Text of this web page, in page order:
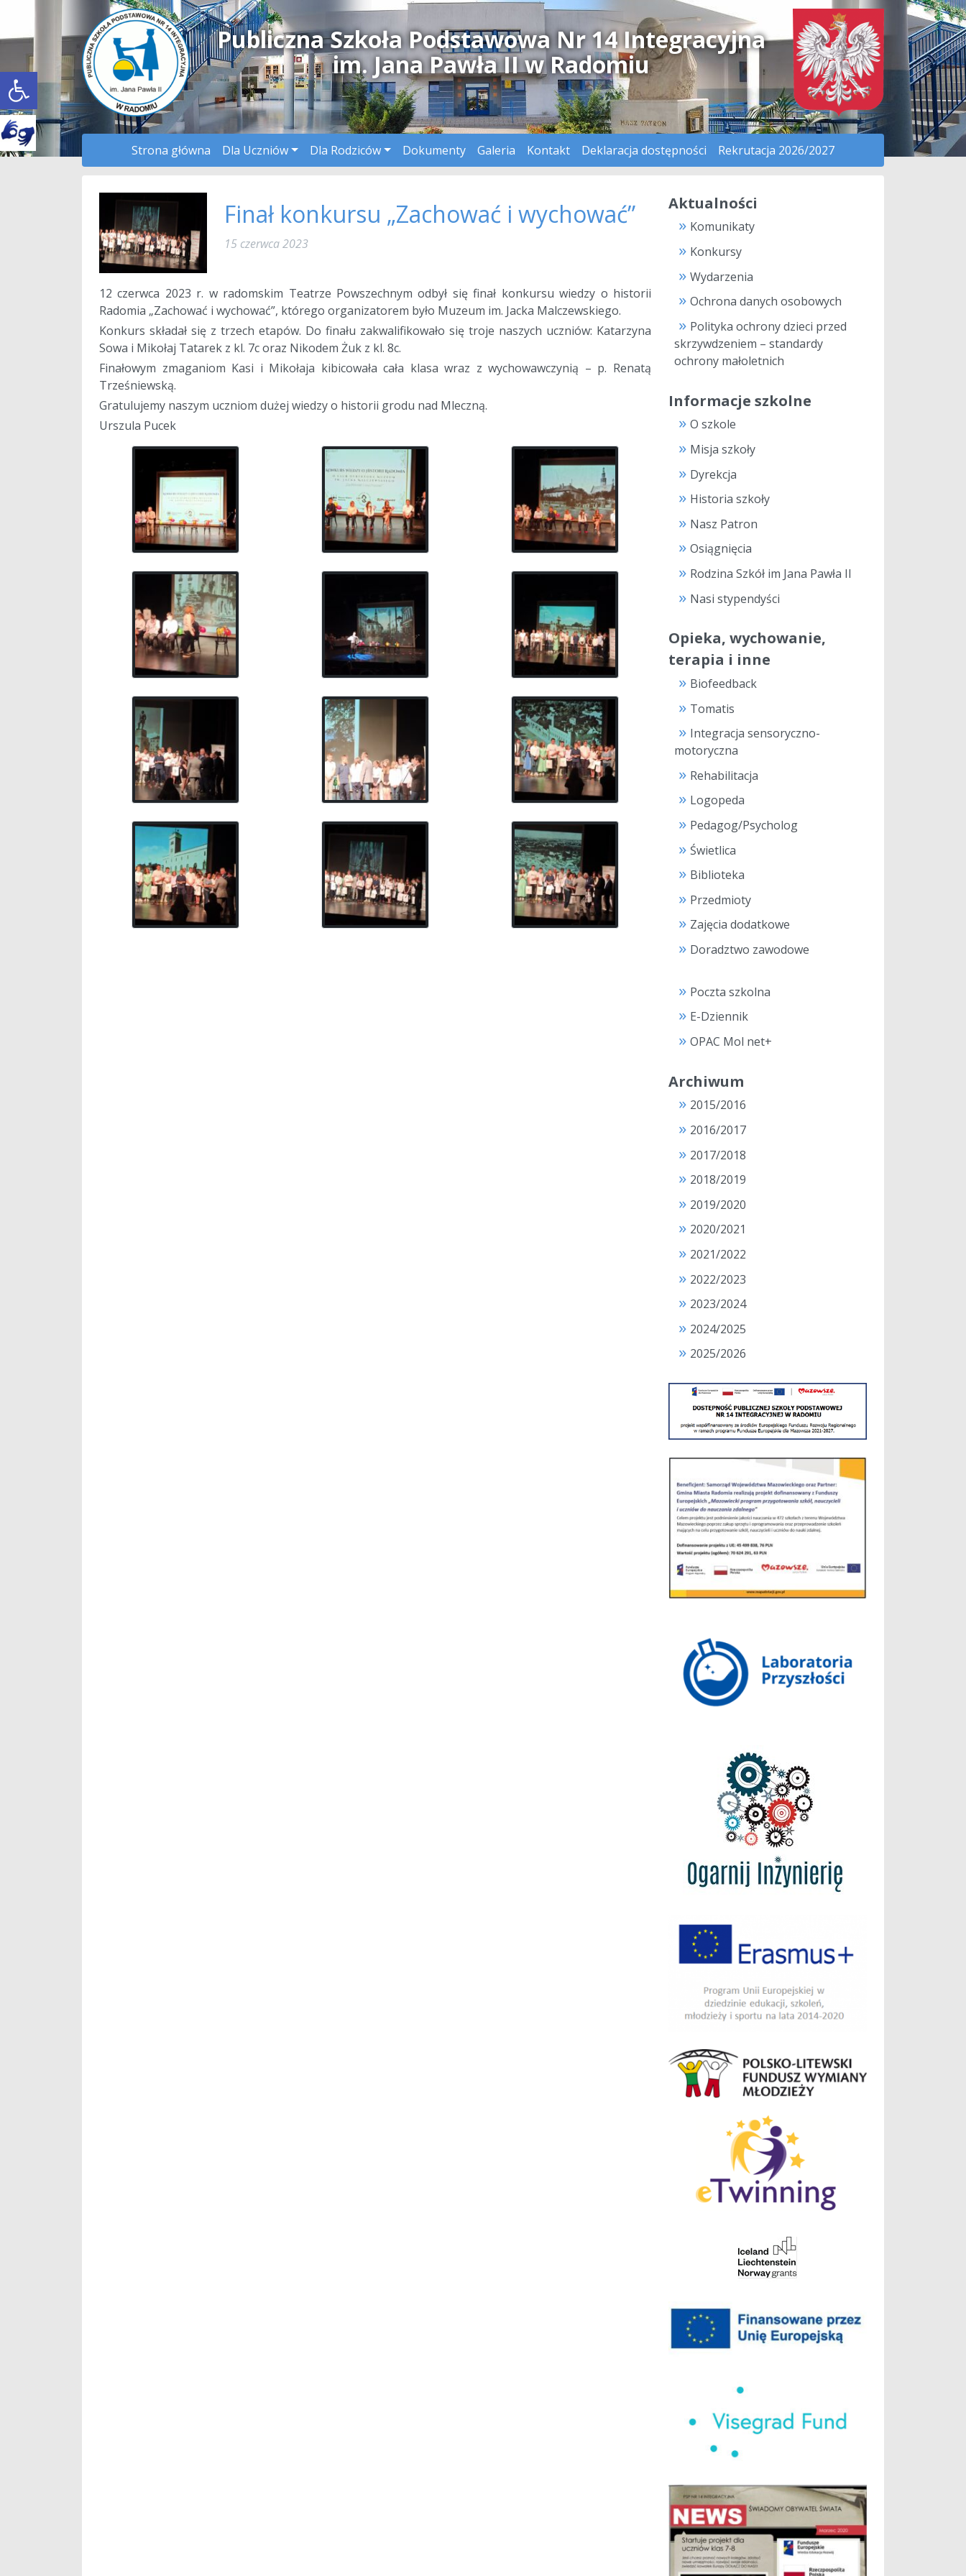
Open toolbar
Publiczna Szkoła Podstawowa Nr 14 Integracyjna
im. Jana Pawła II w Radomiu
Strona główna Dla Uczniów Dla Rodziców Dokumenty Galeria Kontakt Deklaracja dostępności Rekrutacja 2026/2027
Finał konkursu „Zachować i wychować”
15 czerwca 2023
12 czerwca 2023 r. w radomskim Teatrze Powszechnym odbył się finał konkursu wiedzy o historii
Radomia „Zachować i wychować”, którego organizatorem było Muzeum im. Jacka Malczewskiego.
Konkurs składał się z trzech etapów. Do finału zakwalifikowało się troje naszych uczniów: Katarzyna
Sowa i Mikołaj Tatarek z kl. 7c oraz Nikodem Żuk z kl. 8c.
Finałowym zmaganiom Kasi i Mikołaja kibicowała cała klasa wraz z wychowawczynią – p. Renatą
Trześniewską.
Gratulujemy naszym uczniom dużej wiedzy o historii grodu nad Mleczną.
Urszula Pucek
Aktualności
Komunikaty
Konkursy
Wydarzenia
Ochrona danych osobowych
Polityka ochrony dzieci przed
skrzywdzeniem – standardy
ochrony małoletnich
Informacje szkolne
O szkole
Misja szkoły
Dyrekcja
Historia szkoły
Nasz Patron
Osiągnięcia
Rodzina Szkół im Jana Pawła II
Nasi stypendyści
Opieka, wychowanie,
terapia i inne
Biofeedback
Tomatis
Integracja sensoryczno-
motoryczna
Rehabilitacja
Logopeda
Pedagog/Psycholog
Świetlica
Biblioteka
Przedmioty
Zajęcia dodatkowe
Doradztwo zawodowe
Poczta szkolna
E-Dziennik
OPAC Mol net+
Archiwum
2015/2016
2016/2017
2017/2018
2018/2019
2019/2020
2020/2021
2021/2022
2022/2023
2023/2024
2024/2025
2025/2026